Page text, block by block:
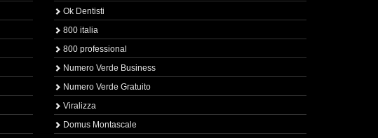
Ok Dentisti
800 italia
800 professional
Numero Verde Business
Numero Verde Gratuito
Viralizza
Domus Montascale